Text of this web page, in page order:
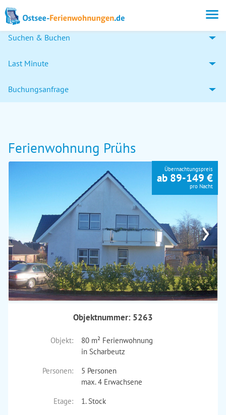
Suchen & Buchen
Last Minute
Buchungsanfrage
Ferienwohnung Prühs
›
Übernachtungspreis
ab 89-149 €
pro Nacht
Objektnummer: 5263
Objekt:
80 m² Ferienwohnung
in Scharbeutz
Personen:
5 Personen
max. 4 Erwachsene
Etage:
1. Stock